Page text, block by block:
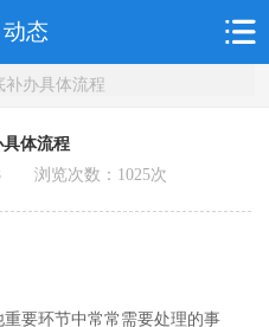
态
办具体流程
体流程
浏览次数： 1025次
要环节中常常需要处理的事